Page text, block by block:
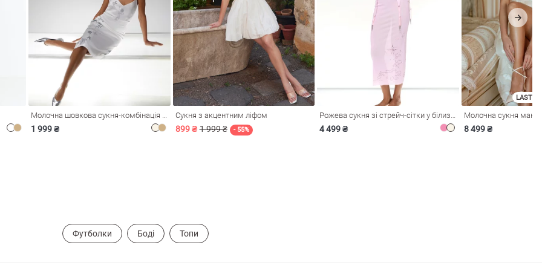
1 999 ₴
Сукня з акцентним ліфом
899 ₴ 1 999 ₴ - 55% 4 499 ₴
LAST
8 499 ₴
Футболки Боді Топи